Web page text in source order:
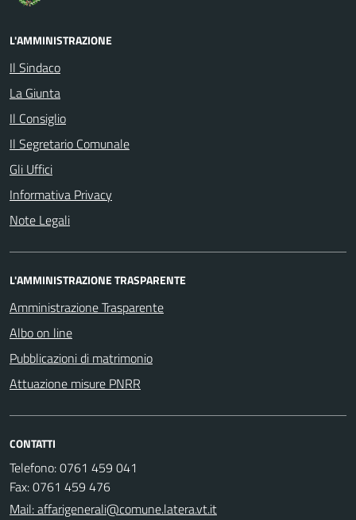
L'AMMINISTRAZIONE
Il Sindaco
La Giunta
Il Consiglio
Il Segretario Comunale
Gli Uffici
Informativa Privacy
Note Legali
L'AMMINISTRAZIONE TRASPARENTE
Amministrazione Trasparente
Albo on line
Pubblicazioni di matrimonio
Attuazione misure PNRR
CONTATTI
Telefono: 0761 459 041
Fax: 0761 459 476
Mail: affarigenerali@comune.latera.vt.it